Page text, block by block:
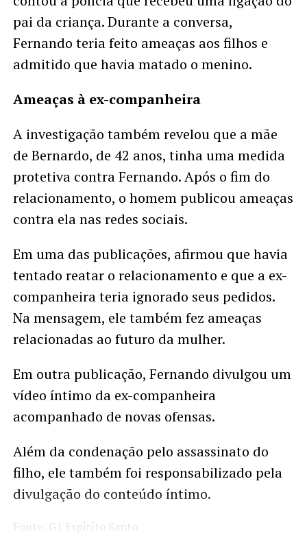
pai da criança. Durante a conversa,
Fernando teria feito ameaças aos filhos e
admitido que havia matado o menino.
Ameaças à ex-companheira
A investigação também revelou que a mãe
de Bernardo, de 42 anos, tinha uma medida
protetiva contra Fernando. Após o fim do
relacionamento, o homem publicou ameaças
contra ela nas redes sociais.
Em uma das publicações, afirmou que havia
tentado reatar o relacionamento e que a ex-
companheira teria ignorado seus pedidos.
Na mensagem, ele também fez ameaças
relacionadas ao futuro da mulher.
Em outra publicação, Fernando divulgou um
vídeo íntimo da ex-companheira
acompanhado de novas ofensas.
Além da condenação pelo assassinato do
filho, ele também foi responsabilizado pela
divulgação do conteúdo íntimo.
Fonte: G1 Espiríto Santo